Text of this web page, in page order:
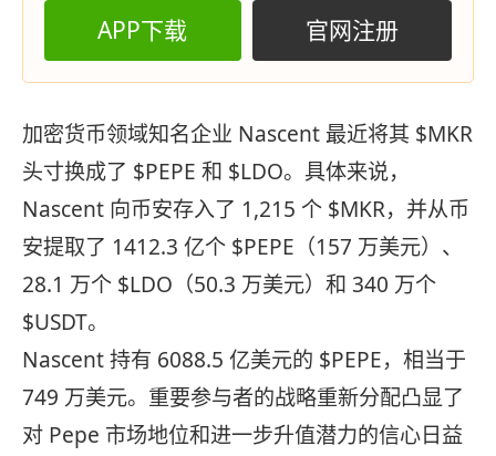
APP下载 官网注册
加密货币领域知名企业 Nascent 最近将其 $MKR
头寸换成了 $PEPE 和 $LDO。具体来说，
Nascent 向币安存入了 1,215 个 $MKR，并从币
安提取了 1412.3 亿个 $PEPE（157 万美元）、
28.1 万个 $LDO（50.3 万美元）和 340 万个
$USDT。
Nascent 持有 6088.5 亿美元的 $PEPE，相当于
749 万美元。重要参与者的战略重新分配凸显了
对 Pepe 市场地位和进一步升值潜力的信心日益